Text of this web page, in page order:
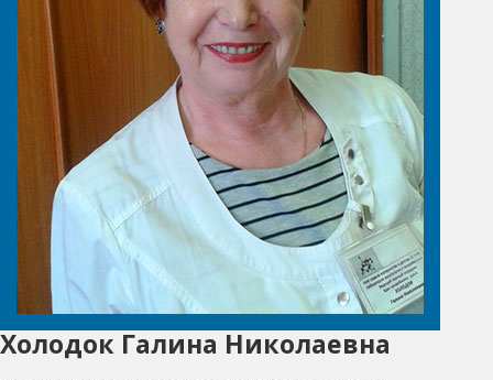
Холодок Галина Николаевна